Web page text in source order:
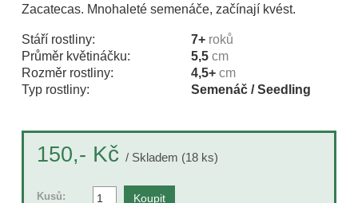
Zacatecas. Mnohaleté semenáče, začínají kvést.
Stáří rostliny: 7+ roků
Průměr květináčku:
5,5 cm
Rozměr rostliny:
4,5+ cm
Typ rostliny:
Semenáč / Seedling
150,- Kč / Skladem (18 ks)
Kusů: